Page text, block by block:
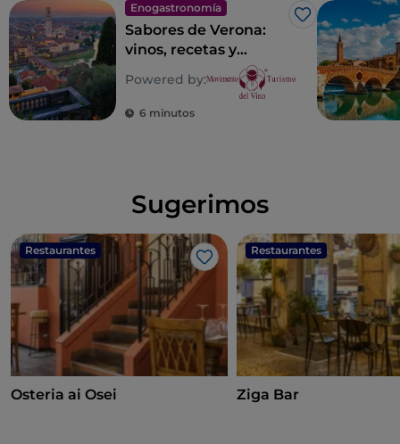
Enogastronomía
Me gusta
Sabores de Verona:
vinos, recetas y
lugares con sabor
veronés
Powered by:
6 minutos
Sugerimos
Restaurantes
Me gusta
Osteria ai Osei
Restaurantes
Ziga Bar